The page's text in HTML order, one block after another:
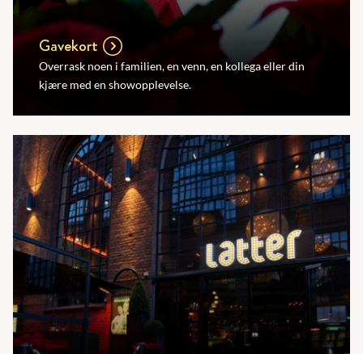
Gavekort
Overrask noen i familien, en venn, en kollega eller din
kjære med en showopplevelse.